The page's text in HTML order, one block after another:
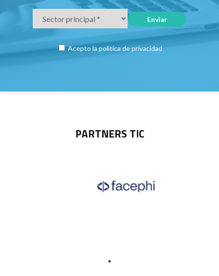
Acepto la política de privacidad
PARTNERS TIC